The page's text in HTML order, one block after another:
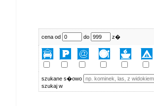
cena od do z�
szukane s�owo
szukaj w